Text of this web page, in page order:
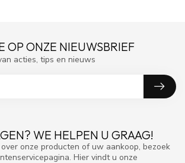
WE HELPEN U GRAAG!
onze producten of uw aankoop, bezoek
Hier vindt u onze
OP ONZE NIEUWSBRIEF
acties, tips en nieuws